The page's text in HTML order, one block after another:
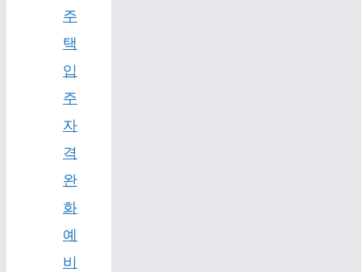
주
택
입
주
자
격
완
화
예
비